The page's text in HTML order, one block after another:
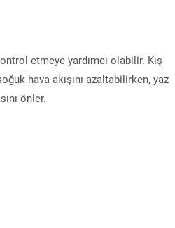
etmeye yardımcı olabilir. Kış
hava akışını azaltabilirken, yaz
önler.